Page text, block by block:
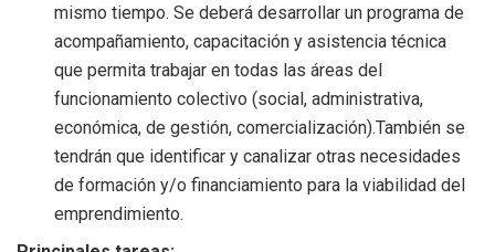
mismo tiempo. Se deberá desarrollar un programa de
acompañamiento, capacitación y asistencia técnica
que permita trabajar en todas las áreas del
funcionamiento colectivo (social, administrativa,
económica, de gestión, comercialización).También se
tendrán que identificar y canalizar otras necesidades
de formación y/o financiamiento para la viabilidad del
emprendimiento.